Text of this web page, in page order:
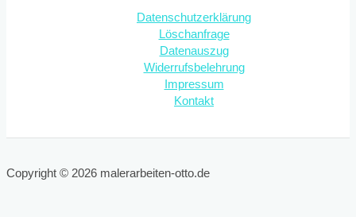
Datenschutzerklärung
Löschanfrage
Datenauszug
Widerrufsbelehrung
Impressum
Kontakt
Copyright © 2026 malerarbeiten-otto.de